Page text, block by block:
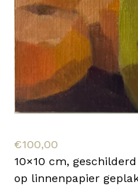
€100,00
10×10 cm,
op linnenpapier